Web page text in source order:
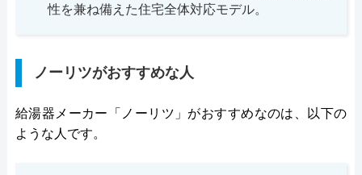
性を兼ね備えた住宅全体対応モデル。
ノーリツがおすすめな人
給湯器メーカー「ノーリツ」がおすすめなのは、以下の
ような人です。